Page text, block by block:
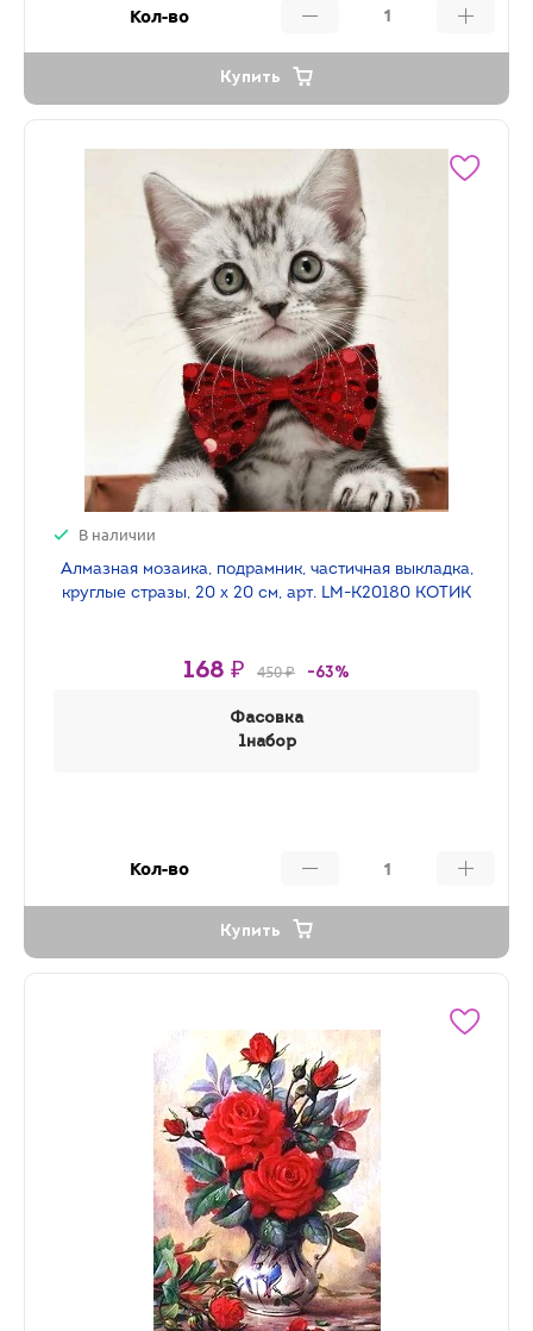
Кол-во
Купить
В наличии
Алмазная мозаика, подрамник, частичная выкладка,
круглые стразы, 20 х 20 см, арт. LM-K20180 КОТИК
168 ₽ 450 ₽ -63%
Фасовка
1набор
Кол-во
Купить